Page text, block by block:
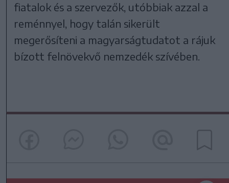
fiatalok és a szervezők, utóbbiak azzal a
reménnyel, hogy talán sikerült
megerősíteni a magyarságtudatot a rájuk
bízott felnövekvő nemzedék szívében.